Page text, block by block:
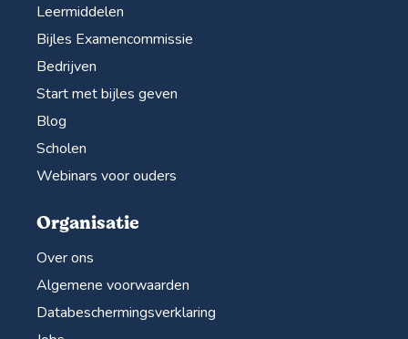
Leermiddelen
Bijles Examencommissie
Bedrijven
Start met bijles geven
Blog
Scholen
Webinars voor ouders
Organisatie
Over ons
Algemene voorwaarden
Databeschermingsverklaring